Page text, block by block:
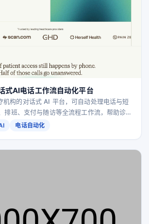
式AI电话工作流自动化平台
构的对话式 AI 平台，可自动处理电话与短
排班、支付与随访等全流程工作流，帮助诊所
患者体验并促进业务增长。
电话自动化